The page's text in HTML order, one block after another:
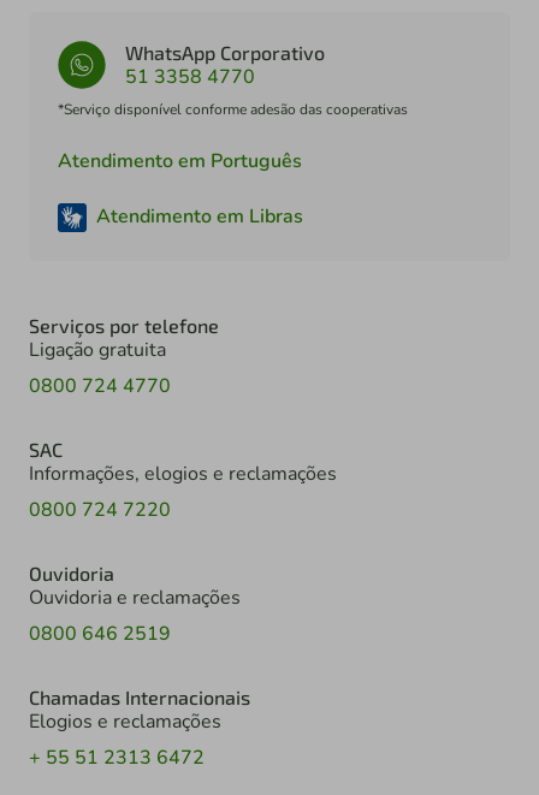
WhatsApp Corporativo
51 3358 4770
*Serviço disponível conforme adesão das cooperativas
Atendimento em Português
Atendimento em Libras
Serviços por telefone
Ligação gratuita
0800 724 4770
SAC
Informações, elogios e reclamações
0800 724 7220
Ouvidoria
Ouvidoria e reclamações
0800 646 2519
Chamadas Internacionais
Elogios e reclamações
+ 55 51 2313 6472